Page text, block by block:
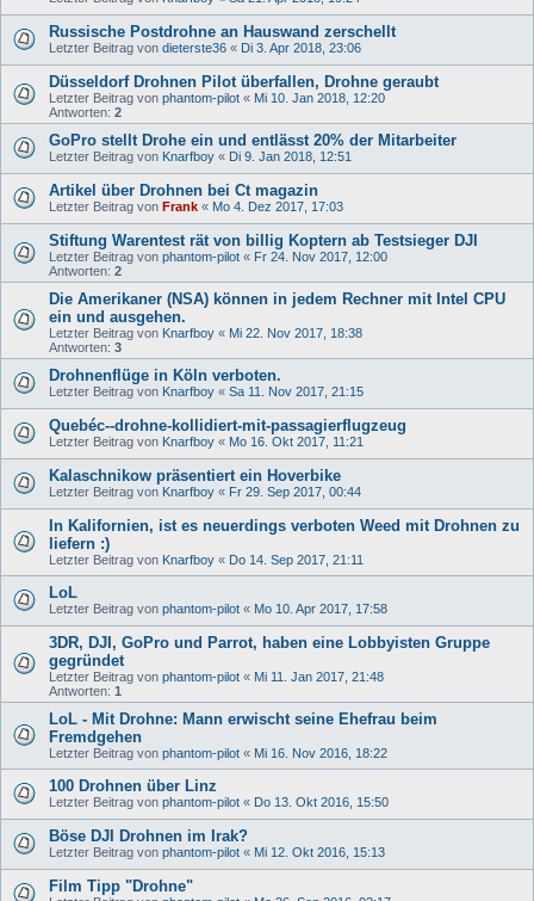
Russische Postdrohne an Hauswand zerschellt
Letzter Beitrag von dieterste36 « Di 3. Apr 2018, 23:06
Düsseldorf Drohnen Pilot überfallen, Drohne geraubt
Letzter Beitrag von phantom-pilot « Mi 10. Jan 2018, 12:20
Antworten: 2
GoPro stellt Drohe ein und entlässt 20% der Mitarbeiter
Letzter Beitrag von Knarfboy « Di 9. Jan 2018, 12:51
Artikel über Drohnen bei Ct magazin
Letzter Beitrag von Frank « Mo 4. Dez 2017, 17:03
Stiftung Warentest rät von billig Koptern ab Testsieger DJI
Letzter Beitrag von phantom-pilot « Fr 24. Nov 2017, 12:00
Antworten: 2
Die Amerikaner (NSA) können in jedem Rechner mit Intel CPU
ein und ausgehen.
Letzter Beitrag von Knarfboy « Mi 22. Nov 2017, 18:38
Antworten: 3
Drohnenflüge in Köln verboten.
Letzter Beitrag von Knarfboy « Sa 11. Nov 2017, 21:15
Quebéc--drohne-kollidiert-mit-passagierflugzeug
Letzter Beitrag von Knarfboy « Mo 16. Okt 2017, 11:21
Kalaschnikow präsentiert ein Hoverbike
Letzter Beitrag von Knarfboy « Fr 29. Sep 2017, 00:44
In Kalifornien, ist es neuerdings verboten Weed mit Drohnen zu
liefern :)
Letzter Beitrag von Knarfboy « Do 14. Sep 2017, 21:11
LoL
Letzter Beitrag von phantom-pilot « Mo 10. Apr 2017, 17:58
3DR, DJI, GoPro und Parrot, haben eine Lobbyisten Gruppe
gegründet
Letzter Beitrag von phantom-pilot « Mi 11. Jan 2017, 21:48
Antworten: 1
LoL - Mit Drohne: Mann erwischt seine Ehefrau beim
Fremdgehen
Letzter Beitrag von phantom-pilot « Mi 16. Nov 2016, 18:22
100 Drohnen über Linz
Letzter Beitrag von phantom-pilot « Do 13. Okt 2016, 15:50
Böse DJI Drohnen im Irak?
Letzter Beitrag von phantom-pilot « Mi 12. Okt 2016, 15:13
Film Tipp "Drohne"